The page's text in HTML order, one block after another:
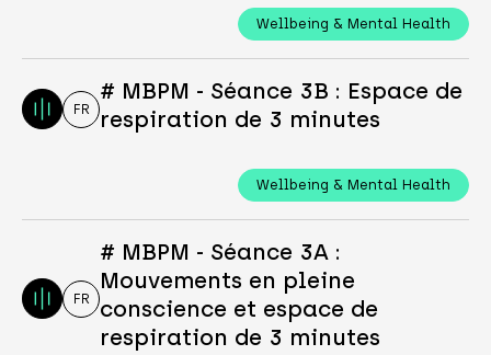
Wellbeing & Mental Health
FR
# MBPM - Séance 3B : Espace de
respiration de 3 minutes
Wellbeing & Mental Health
FR
# MBPM - Séance 3A :
Mouvements en pleine
conscience et espace de
respiration de 3 minutes